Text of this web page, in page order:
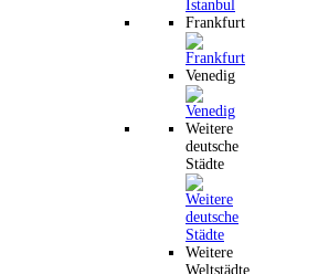
Frankfurt
Venedig
Weitere
deutsche
Städte
Weitere
Weltstädte